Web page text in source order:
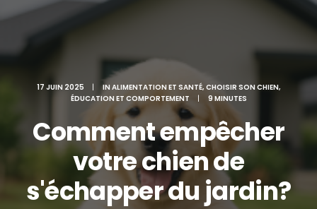
CHOISIR SON CHIEN
ÉDUCATION ET COMPORTEMENT
JEUX ET SPORTS CANIN
RACES DES CHIENS
17 JUIN 2025 | IN ALIMENTATION ET SANTÉ, CHOISIR SON CHIEN,
ÉDUCATION ET COMPORTEMENT
| 9 MINUTES
Comment empêcher
votre chien de
s'échapper du jardin?